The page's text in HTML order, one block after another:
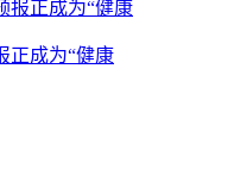
正成为“健康